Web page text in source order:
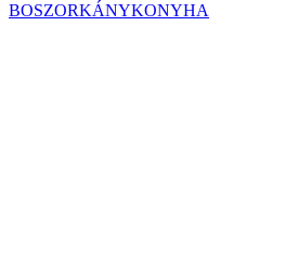
BOSZORKÁNYKONYHA